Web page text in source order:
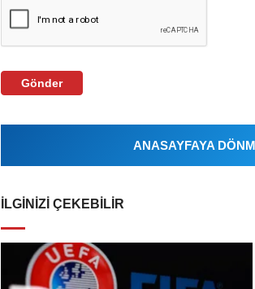
Gönder
ANASAYFAYA
İLGINIZI ÇEKEBILIR